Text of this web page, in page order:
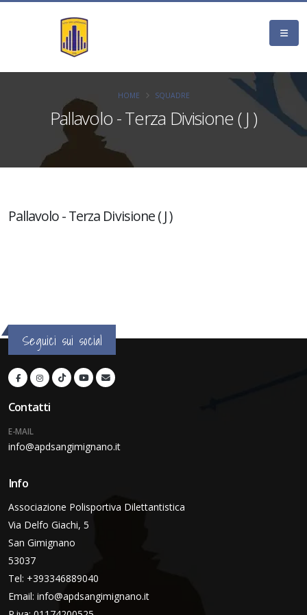
Pallavolo - Terza Divisione ( J )
HOME SQUADRE
Pallavolo - Terza Divisione ( J )
Seguici sui social
Contatti
E-MAIL
info@apdsangimignano.it
Info
Associazione Polisportiva Dilettantistica
Via Delfo Giachi, 5
San Gimignano
53037
Tel: +393346889040
Email: info@apdsangimignano.it